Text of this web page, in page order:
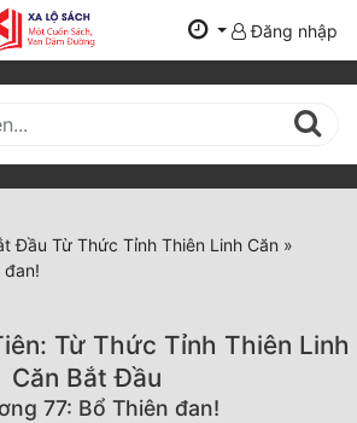
Đăng nhập
Đầu Từ Thức Tỉnh Thiên Linh Căn »
đan!
Từ Thức Tỉnh Thiên Linh
Căn Bắt Đầu
77: Bổ Thiên đan!